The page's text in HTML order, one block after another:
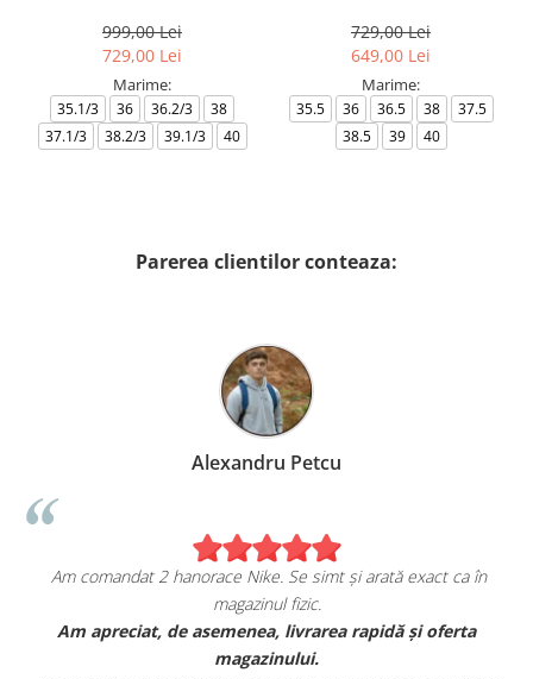
999,00 Lei
729,00 Lei
Marime:
35.1/3 36 36.2/3
38
37.1/3
38.2/3 39.1/3 40
729,00 Lei
649,00 Lei
Marime:
35.5 36 36.5 38
37.5
38.5
39 40
Parerea clientilor conteaza:
Alexandru Petcu
Am comandat 2 hanorace Nike. Se simt și arată exact ca în
magazinul fizic.
Am apreciat, de asemenea, livrarea rapidă și oferta
magazinului.